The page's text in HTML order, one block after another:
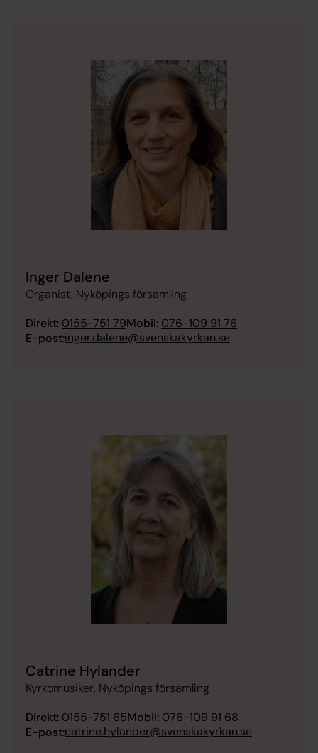
Inger Dalene
Organist, Nyköpings församling
Direkt: 0155-751 79Mobil: 076-109 91 76
E-post:inger.dalene@svenskakyrkan.se
Catrine Hylander
Kyrkomusiker, Nyköpings församling
Direkt: 0155-751 65Mobil: 076-109 91 68
E-post:catrine.hylander@svenskakyrkan.se